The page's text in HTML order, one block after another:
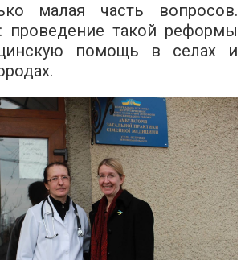
малая часть вопросов.
проведение такой реформы
помощь в селах и